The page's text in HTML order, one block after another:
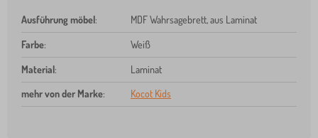
Ausführung möbel: MDF Wahrsagebrett, aus Laminat
Farbe: Weiß
Material:
Laminat
mehr von der Marke: Kocot Kids